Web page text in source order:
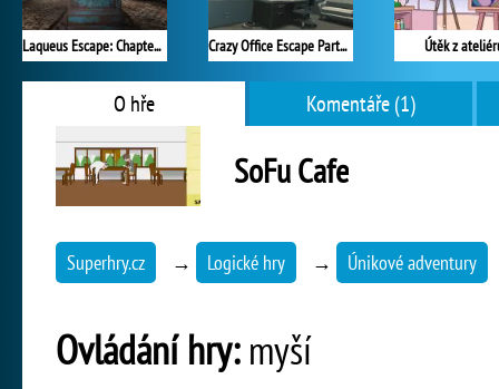
Laqueus Escape: Chapter III Crazy Office Escape Part 1 Útěk z
O hře Komentáře (1)
SoFu Cafe
Superhry.cz → Logické hry → Únikové adventury
Ovládání hry:myší